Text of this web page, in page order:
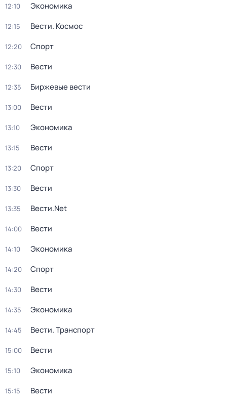
12:10 Экономика
12:15 Вести. Космос
12:20 Спорт
12:30 Вести
12:35 Биржевые вести
13:00 Вести
13:10 Экономика
13:15 Вести
13:20 Спорт
13:30 Вести
13:35 Вести.Net
14:00 Вести
14:10 Экономика
14:20 Спорт
14:30 Вести
14:35 Экономика
14:45 Вести. Транспорт
15:00 Вести
15:10 Экономика
15:15 Вести